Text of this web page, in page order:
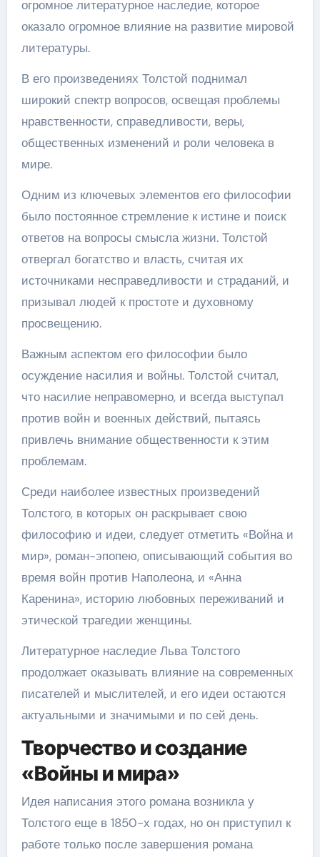
огромное литературное наследие, которое
оказало огромное влияние на развитие мировой
литературы.
В его произведениях Толстой поднимал
широкий спектр вопросов, освещая проблемы
нравственности, справедливости, веры,
общественных изменений и роли человека в
мире.
Одним из ключевых элементов его философии
было постоянное стремление к истине и поиск
ответов на вопросы смысла жизни. Толстой
отвергал богатство и власть, считая их
источниками несправедливости и страданий, и
призывал людей к простоте и духовному
просвещению.
Важным аспектом его философии было
осуждение насилия и войны. Толстой считал,
что насилие неправомерно, и всегда выступал
против войн и военных действий, пытаясь
привлечь внимание общественности к этим
проблемам.
Среди наиболее известных произведений
Толстого, в которых он раскрывает свою
философию и идеи, следует отметить «Война и
мир», роман-эпопею, описывающий события во
время войн против Наполеона, и «Анна
Каренина», историю любовных переживаний и
этической трагедии женщины.
Литературное наследие Льва Толстого
продолжает оказывать влияние на современных
писателей и мыслителей, и его идеи остаются
актуальными и значимыми и по сей день.
Творчество и создание
«Войны и мира»
Идея написания этого романа возникла у
Толстого еще в 1850-х годах, но он приступил к
работе только после завершения романа